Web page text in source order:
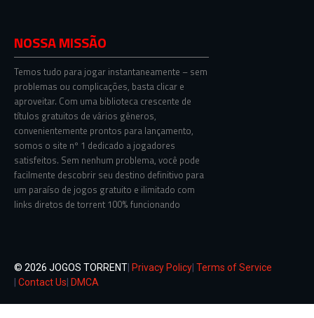
NOSSA MISSÃO
Temos tudo para jogar instantaneamente – sem
problemas ou complicações, basta clicar e
aproveitar. Com uma biblioteca crescente de
títulos gratuitos de vários gêneros,
convenientemente prontos para lançamento,
somos o site nº 1 dedicado a jogadores
satisfeitos. Sem nenhum problema, você pode
facilmente descobrir seu destino definitivo para
um paraíso de jogos gratuito e ilimitado com
links diretos de torrent 100% funcionando
© 2026 JOGOS TORRENT Privacy Policy Terms of Service
Contact Us DMCA